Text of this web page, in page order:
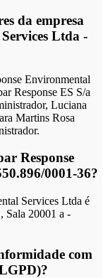
da empresa
Ltda -
Environmental
Response ES S/a
Luciana
Martins Rosa
Response
0001-36?
Services Ltda é
Sala 20001 a -
com